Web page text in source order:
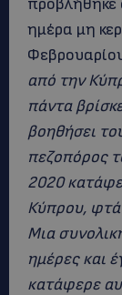
προβλήθηκε
ημέρα μη
από την
πάντα
βοηθήσει
πεζοπόρος
2020
Κύπρου,
Μια
ημέρες και
κατάφερε